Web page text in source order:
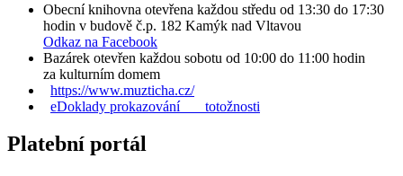
Obecní knihovna otevřena každou středu od 13:30 do 17:30
hodin v budově č.p. 182 Kamýk nad Vltavou
Odkaz na Facebook
Bazárek otevřen každou sobotu od 10:00 do 11:00 hodin
za kulturním domem
https://www.muzticha.cz/
eDoklady prokazování totožnosti
Platební portál